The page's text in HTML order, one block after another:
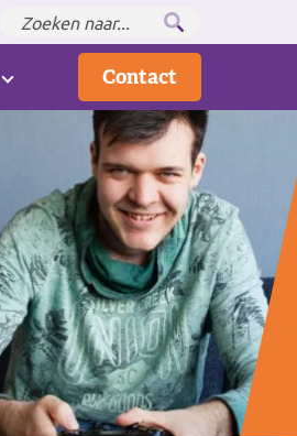
Contact